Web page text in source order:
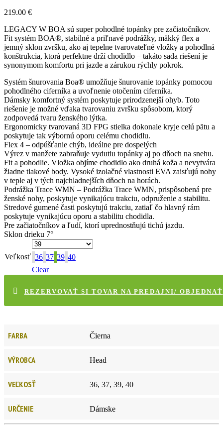
219.00 €
LEGACY W BOA sú super pohodlné topánky pre začiatočníkov.
Fit systém BOA®, stabilné a priľnavé podrážky, mäkký flex a
jemný sklon zvršku, ako aj tepelne tvarovateľné vložky a pohodlná
konštrukcia, ktorá perfektne drží chodidlo – takáto sada riešení je
synonymom komfortu pri jazde a zárukou rýchly pokrok.
Systém šnurovania Boa® umožňuje šnurovanie topánky pomocou
pohodlného ciferníka a uvoľnenie otočením ciferníka.
Dámsky komfortný systém poskytuje prirodzenejší ohyb. Toto
riešenie je možné vďaka tvarovaniu zvršku spôsobom, ktorý
zodpovedá tvaru ženského lýtka.
Ergonomicky tvarovaná 3D FPG stielka dokonale kryje celú pätu a
poskytuje tak výbornú oporu celému chodidlu.
Flex 4 – odpúšťanie chýb, ideálne pre dospelých
Výrez v manžete zabraňuje vydutiu topánky aj po dňoch na snehu.
Fit a pohodlie. Vložka objíme chodidlo ako druhá koža a nevytvára
žiadne tlakové body. Vysoké izolačné vlastnosti EVA zaisťujú nohy
v teple aj v tých najchladnejších dňoch na horách.
Podrážka Trace WMN – Podrážka Trace WMN, prispôsobená pre
ženské nohy, poskytuje vynikajúcu trakciu, odpruženie a stabilitu.
Stredové gumené časti poskytujú trakciu, zatiaľ čo hlavný rám
poskytuje vynikajúcu oporu a stabilitu chodidla.
Pre začiatočníkov a ľudí, ktorí uprednostňujú tichú jazdu.
Sklon drieku 7°
Veľkosť 36 37 39 40
Clear
REZERVOVAŤ SI TOVAR NA PREDAJNI/ OBJEDNAŤ
FARBA Čierna
VÝROBCA Head
VEĽKOSŤ 36, 37, 39, 40
URČENIE Dámske